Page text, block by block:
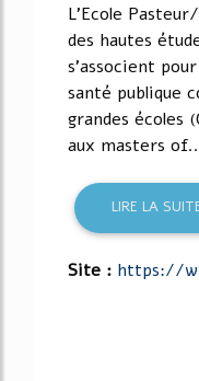
L'Ecole
des hautes
s'associent
santé publique
grandes écoles
aux masters
LIRE LA
Site : https://